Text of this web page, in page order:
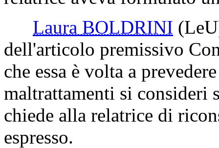
Laura BOLDRINI
dell'articolo premissivo
che essa è volta a
maltrattamenti si consideri
chiede alla relatrice di
espresso.